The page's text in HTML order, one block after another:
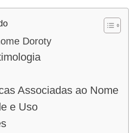
Doroty
Associadas ao Nome
e Uso